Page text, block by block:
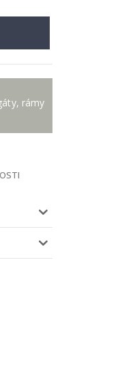
rámy